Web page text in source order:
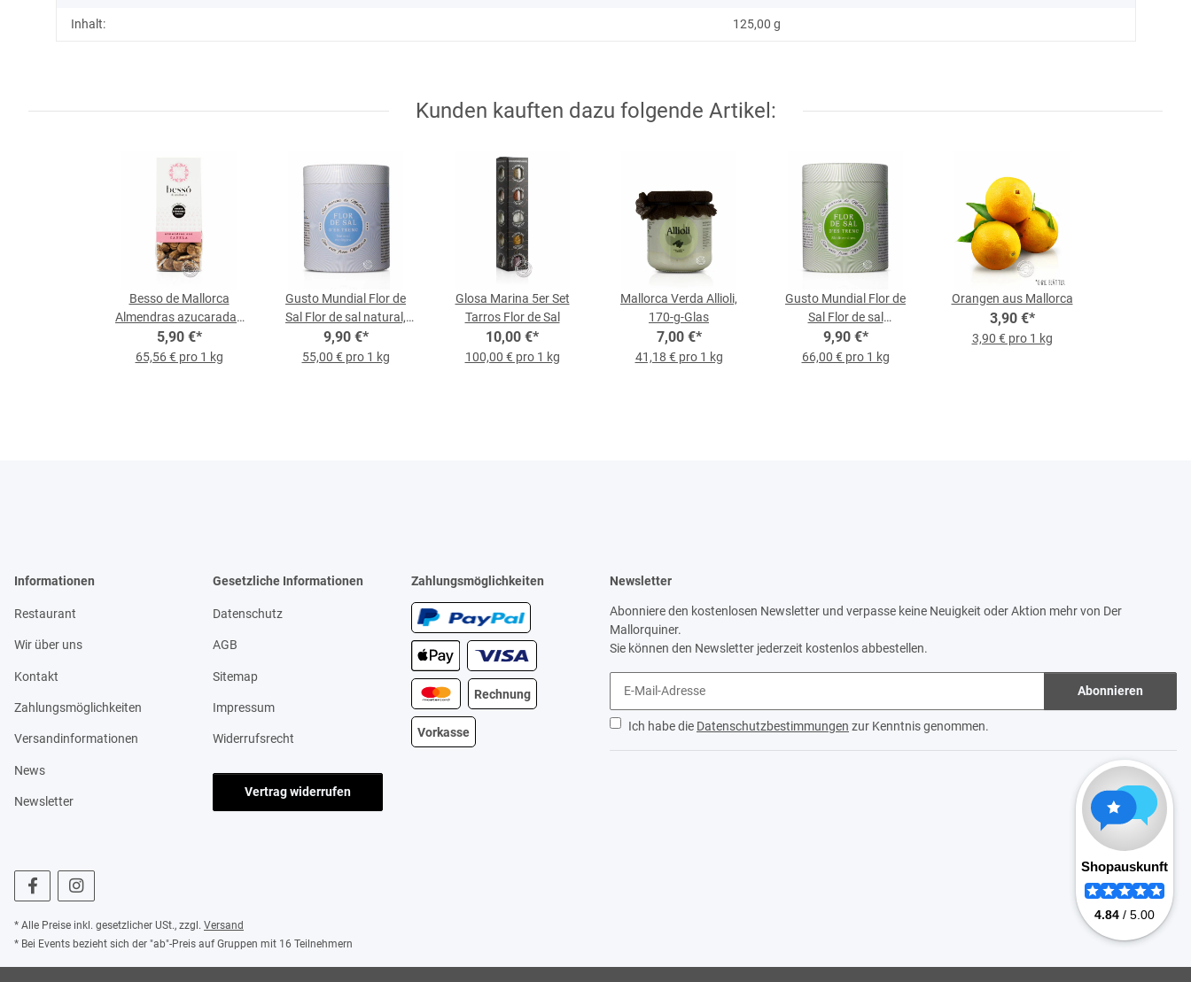
Inhalt: 125,00 g
Kunden kauften dazu folgende Artikel:
Besso de Mallorca
Almendras azucaradas
con Canela, 90-g-Beutel
5,90 €*
65,56 € pro 1 kg
Gusto Mundial Flor de
Sal Flor de sal natural,
180-g-Dose
9,90 €*
55,00 € pro 1 kg
Glosa Marina 5er Set
Tarros Flor de Sal
10,00 €*
100,00 € pro 1 kg
Mallorca Verda Allioli,
170-g-Glas
7,00 €*
41,18 € pro 1 kg
Gusto Mundial Flor de
Sal Flor de sal
mediterránea, 150-g-
Dose
9,90 €*
66,00 € pro 1 kg
Orangen aus Mallorca
3,90 €*
3,90 € pro 1 kg
Informationen
Restaurant
Wir über uns
Kontakt
Zahlungsmöglichkeiten
Versandinformationen
News
Newsletter
Gesetzliche Informationen
Datenschutz
AGB
Sitemap
Impressum
Widerrufsrecht
Vertrag widerrufen
Zahlungsmöglichkeiten
Rechnung
Vorkasse
Newsletter
Abonniere den kostenlosen Newsletter und verpasse keine Neuigkeit oder Aktion mehr von Der
Mallorquiner.
Sie können den Newsletter jederzeit kostenlos abbestellen.
Abonnieren
Ich habe die Datenschutzbestimmungen zur Kenntnis genommen.
* Alle Preise inkl. gesetzlicher USt., zzgl. Versand
* Bei Events bezieht sich der "ab"-Preis auf Gruppen mit 16 Teilnehmern